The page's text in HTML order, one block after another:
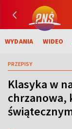
WYDANIA WIDEO
PRZEPISY
Klasyka w
chrzanowa,